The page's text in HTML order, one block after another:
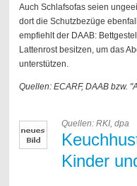
Auch Schlafsofas seien
dort die Schutzbezüge
empfiehlt der DAAB:
Lattenrost besitzen, um das
unterstützen.
Quellen: ECARF, DAAB bzw.
Quellen: RKI, dpa
Kinder